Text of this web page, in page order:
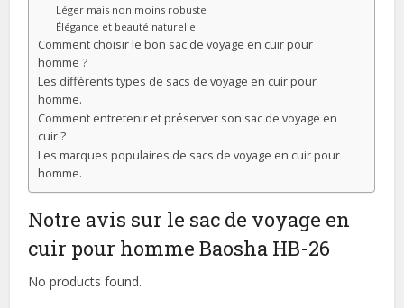
Léger mais non moins robuste
Élégance et beauté naturelle
Comment choisir le bon sac de voyage en cuir pour
homme ?
Les différents types de sacs de voyage en cuir pour
homme.
Comment entretenir et préserver son sac de voyage en
cuir ?
Les marques populaires de sacs de voyage en cuir pour
homme.
Notre avis sur le sac de voyage en
cuir pour homme Baosha HB-26
No products found.